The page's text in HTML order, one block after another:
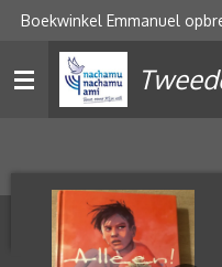
Ga
naar
hoofdinhoud
Boekwinkel Emmanuel